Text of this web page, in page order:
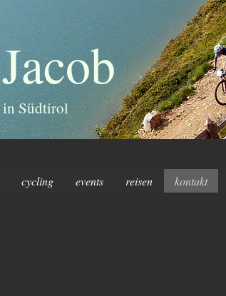
Südtirol
cycling events reisen kontakt